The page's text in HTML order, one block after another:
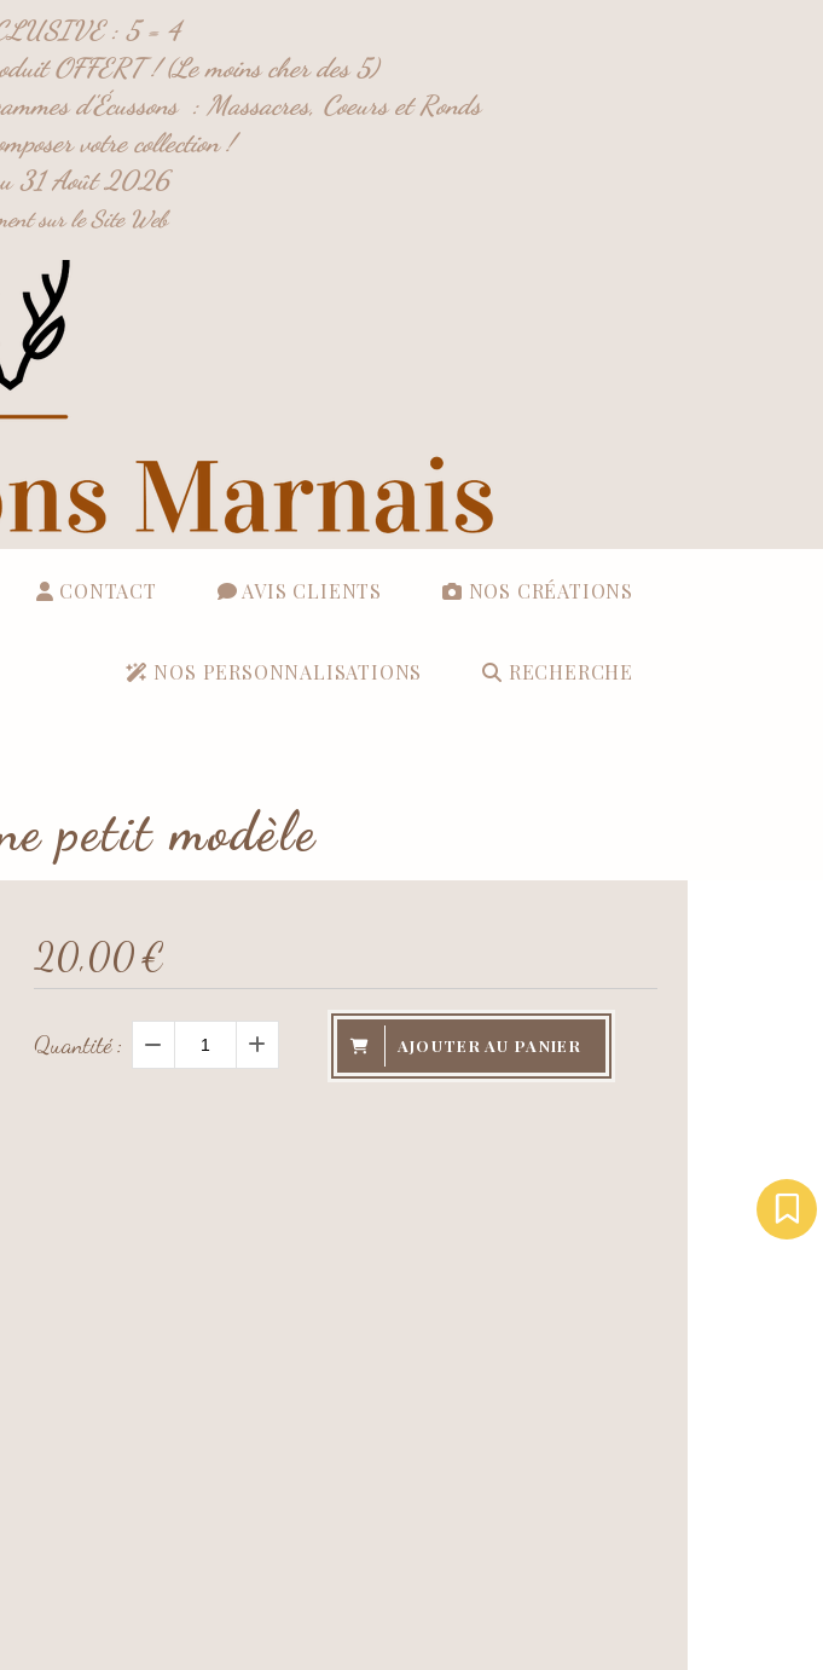
: 5 = 4
OFFERT ! (Le moins cher des 5)
d'Écussons : Massacres, Coeurs etRonds
votre collection !
31 Août 2026
sur le Site Web
CONTACT AVIS CLIENTS NOS CRÉATIONS
NOS PERSONNALISATIONS RECHERCHE
petit modèle
20,00€
Quantité : AJOUTER AU PANIER